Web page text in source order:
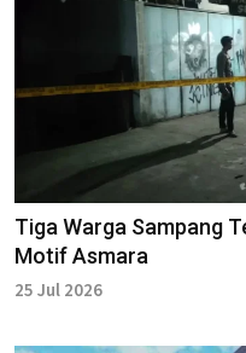
Tiga Warga Sampang
Motif Asmara
25 Jul 2026